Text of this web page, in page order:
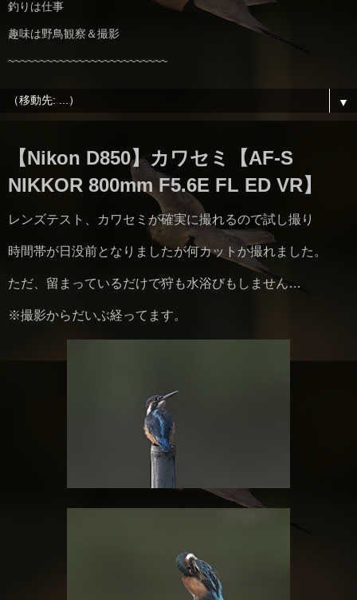
釣りは仕事
趣味は野鳥観察＆撮影
~~~~~~~~~~~~~~~~~~~~~~~~~
▼
【Nikon D850】カワセミ【AF-S
NIKKOR 800mm F5.6E FL ED VR】
レンズテスト、カワセミが確実に撮れるので試し撮り
時間帯が日没前となりましたが何カットか撮れました。
ただ、留まっているだけで狩も水浴びもしません…
※撮影からだいぶ経ってます。